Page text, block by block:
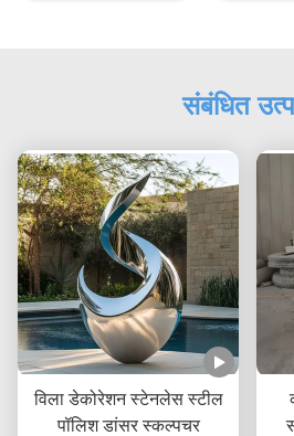
संबंधित
विला डेकोरेशन स्टेनलेस स्टील
पॉलिश डांसर स्कल्पचर